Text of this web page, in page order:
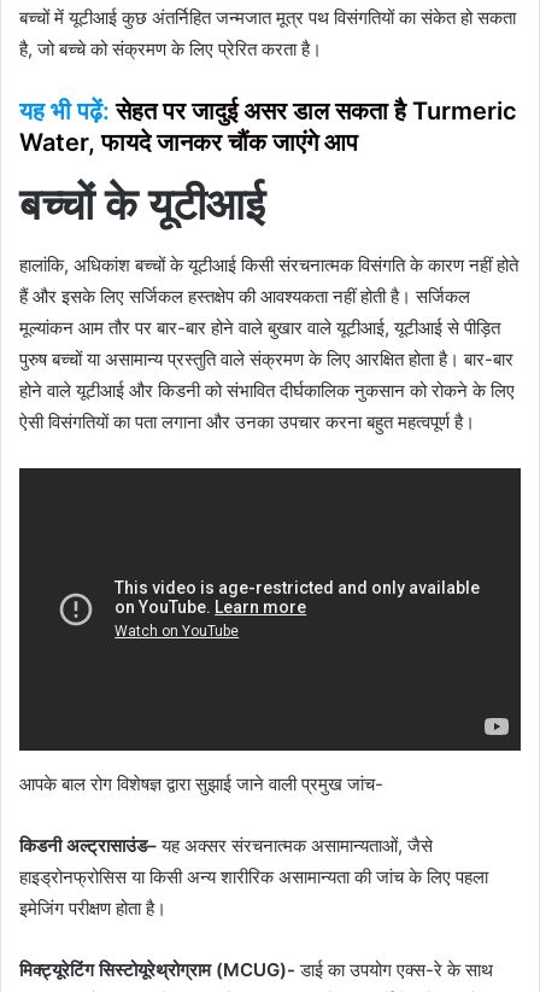
बच्चों में यूटीआई कुछ अंतर्निहित जन्मजात मूत्र पथ विसंगतियों का संकेत हो सकता
है, जो बच्चे को संक्रमण के लिए प्रेरित करता है।
यह भी पढ़ें:सेहत पर जादुई असर डाल सकता है Turmeric
Water, फायदे जानकर चौंक जाएंगे आप
बच्चों के यूटीआई
हालांकि, अधिकांश बच्चों के यूटीआई किसी संरचनात्मक विसंगति के कारण नहीं होते
हैं और इसके लिए सर्जिकल हस्तक्षेप की आवश्यकता नहीं होती है। सर्जिकल
मूल्यांकन आम तौर पर बार-बार होने वाले बुखार वाले यूटीआई, यूटीआई से पीड़ित
पुरुष बच्चों या असामान्य प्रस्तुति वाले संक्रमण के लिए आरक्षित होता है। बार-बार
होने वाले यूटीआई और किडनी को संभावित दीर्घकालिक नुकसान को रोकने के लिए
ऐसी विसंगतियों का पता लगाना और उनका उपचार करना बहुत महत्वपूर्ण है।
आपके बाल रोग विशेषज्ञ द्वारा सुझाई जाने वाली प्रमुख जांच-
किडनी अल्ट्रासाउंड– यह अक्सर संरचनात्मक असामान्यताओं, जैसे
हाइड्रोनफ्रोसिस या किसी अन्य शारीरिक असामान्यता की जांच के लिए पहला
इमेजिंग परीक्षण होता है।
मिक्ट्यूरेटिंग सिस्टोयूरेथ्रोग्राम (MCUG)-डाई का उपयोग एक्स-रे के साथ